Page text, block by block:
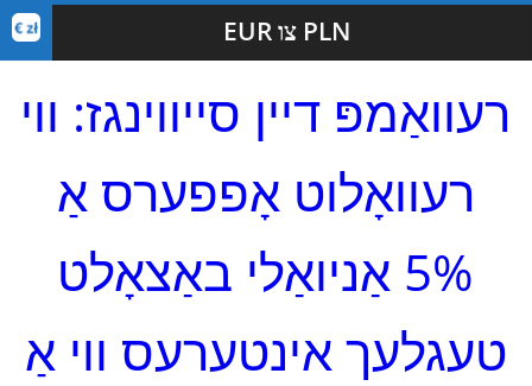
EUR צו PLN
רעוואַמפּ דיין סייווינגז: ווי
רעוואָלוט אָפפערס אַ
5% אַניואַלי באַצאָלט
טעגלעך אינטערעס ווי אַ